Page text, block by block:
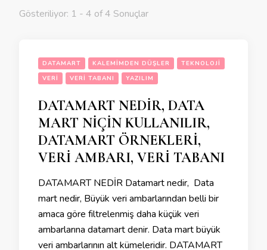
Gösteriliyor: 1 - 4 of 4 Sonuçlar
DATAMART KALEMIMDEN DÜŞLER
TEKNOLOJI
VERI
VERI TABANI YAZILIM
DATAMART NEDİR, DATA
MART NİÇİN KULLANILIR,
DATAMART ÖRNEKLERİ,
VERİ AMBARI, VERİ TABANI
DATAMART NEDİR Datamart nedir, Data
mart nedir, Büyük veri ambarlarından belli bir
amaca göre filtrelenmiş daha küçük veri
ambarlarına datamart denir. Data mart büyük
veri ambarlarının alt kümeleridir. DATAMART